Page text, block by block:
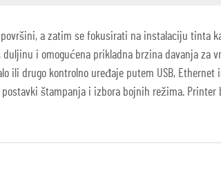
a zatim se fokusirati na instalaciju tinta
i omogućena prikladna brzina davanja
ili drugo kontrolno uređaje putem USB,
štampanja i izbora bojnih režima.